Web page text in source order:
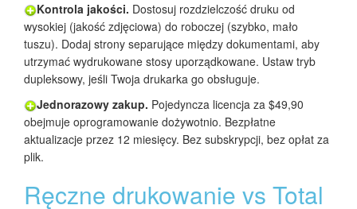
Kontrola jakości. Dostosuj rozdzielczość druku od
wysokiej (jakość zdjęciowa) do roboczej (szybko, mało
tuszu). Dodaj strony separujące między dokumentami, aby
utrzymać wydrukowane stosy uporządkowane. Ustaw tryb
dupleksowy, jeśli Twoja drukarka go obsługuje.
Jednorazowy zakup. Pojedyncza licencja za $49,90
obejmuje oprogramowanie dożywotnio. Bezpłatne
aktualizacje przez 12 miesięcy. Bez subskrypcji, bez opłat za
plik.
Ręczne drukowanie vs Total